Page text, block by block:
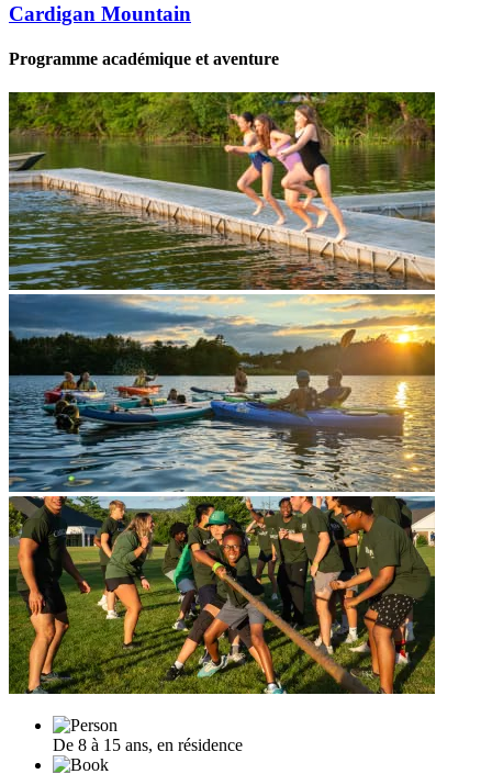
Cardigan Mountain
Programme académique et aventure
De 8 à 15 ans, en résidence